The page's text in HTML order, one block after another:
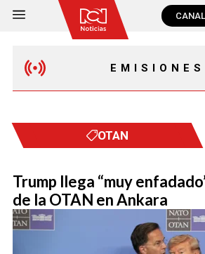
EMISIONES
EMISIÓN 7:00 PM
EMISIÓN 11:30 PM
OTAN
Trump llega “muy
de la OTAN en Ankara